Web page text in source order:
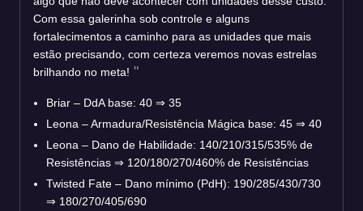
Com essa galerinha sob controle e alguns
fortalecimentos a caminho para as unidades que mais
estão precisando, com certeza veremos novas estrelas
brilhando no meta!
Briar – DdA base: 40 ⇒ 35
Leona – Armadura/Resistência Mágica base: 45 ⇒ 40
Leona – Dano de Habilidade: 140/210/315/535% de
Resistências ⇒ 120/180/270/460% de Resistências
Twisted Fate – Dano mínimo (PdH): 190/285/430/730
⇒ 180/270/405/690